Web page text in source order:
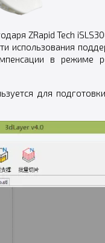
ZRapid Tech
использования
в режиме
для